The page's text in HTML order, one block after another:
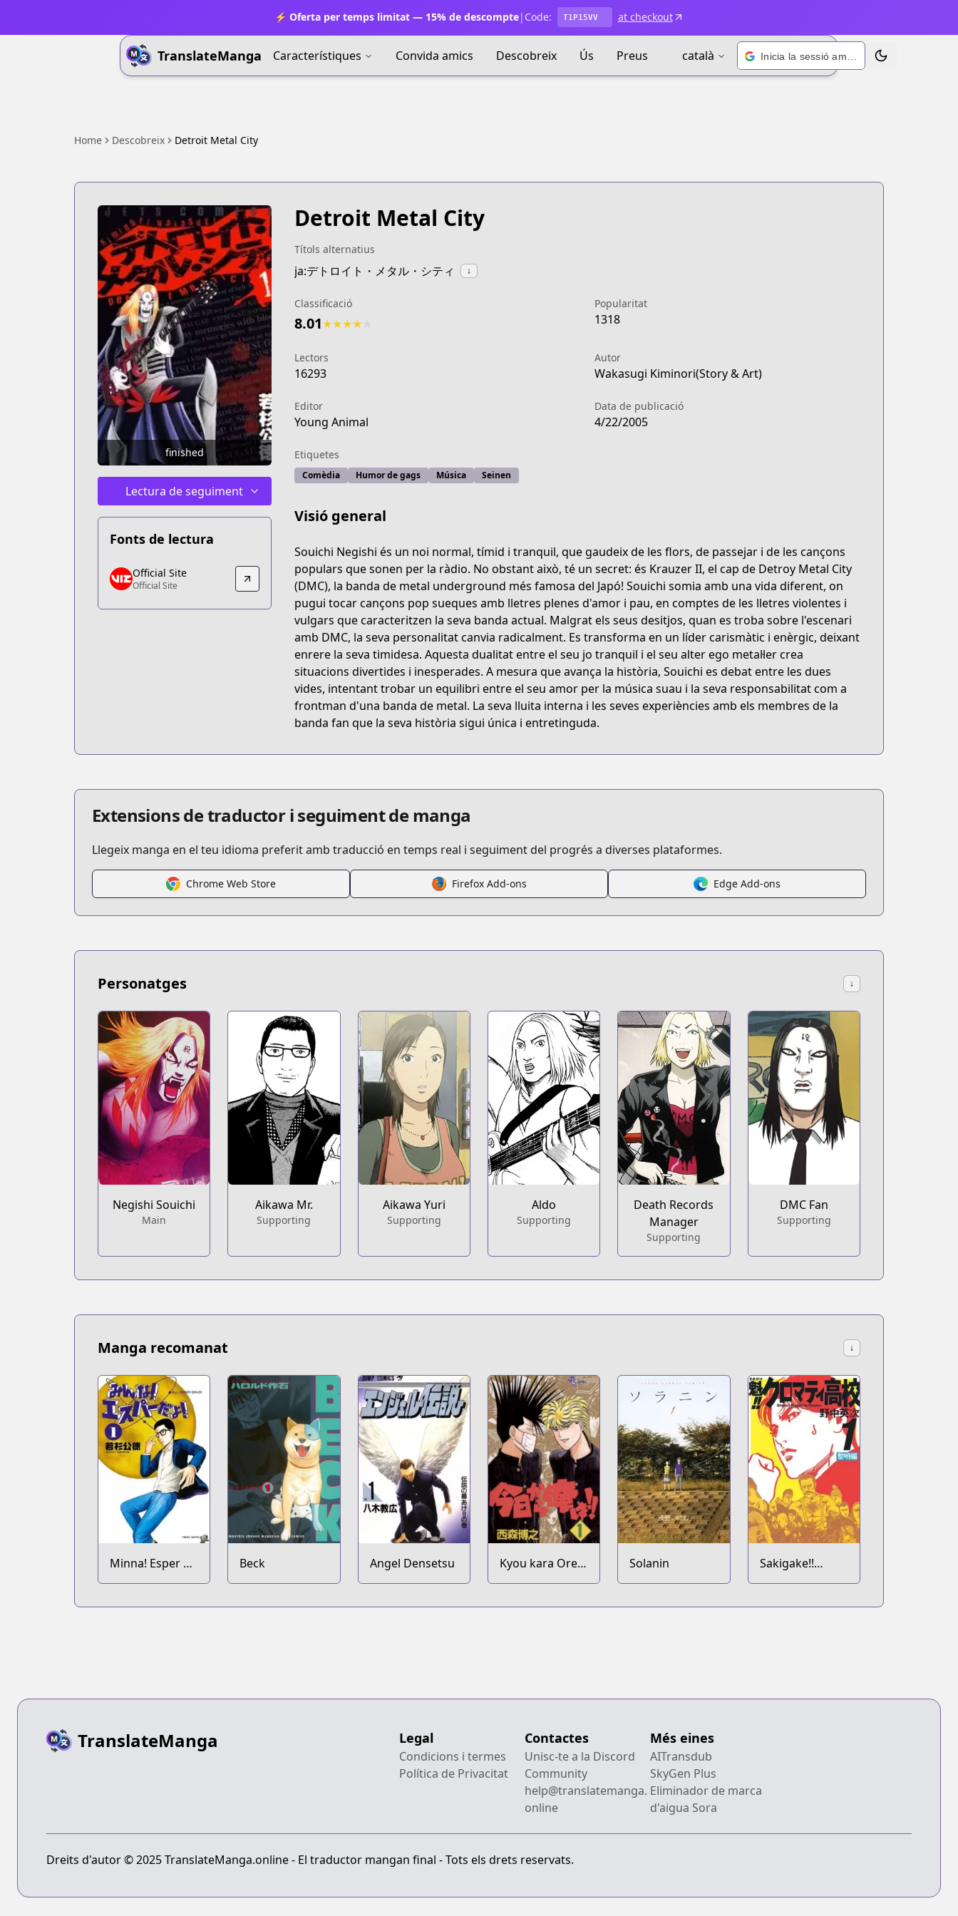
⚡ Oferta per temps limitat — 15% de descompte| Code: T1P15VV at checkout
TranslateManga Característiques Convida amics Descobreix Ús Preus català Alternar tema
Home Descobreix Detroit Metal City
finished
Lectura de seguiment
Fonts de lectura
Official Site
Official Site
https://www.viz.com/detroit-metal-city
Official Site
Official Site
Detroit Metal City
Títols alternatius
ja:デトロイト・メタル・シティ ↓
Classificació
8.01★★★★
Popularitat
1318
Lectors
16293
Autor
Wakasugi Kiminori(Story & Art)
Editor
Young Animal
Data de publicació
4/22/2005
Etiquetes
Comèdia Humor de gags Música Seinen
Visió general
Souichi Negishi és un noi normal, tímid i tranquil, que gaudeix de les flors, de passejar i de les cançons
populars que sonen per la ràdio. No obstant això, té un secret: és Krauzer II, el cap de Detroy Metal City
(DMC), la banda de metal underground més famosa del Japó! Souichi somia amb una vida diferent, on
pugui tocar cançons pop sueques amb lletres plenes d'amor i pau, en comptes de les lletres violentes i
vulgars que caracteritzen la seva banda actual. Malgrat els seus desitjos, quan es troba sobre l'escenari
amb DMC, la seva personalitat canvia radicalment. Es transforma en un líder carismàtic i enèrgic, deixant
enrere la seva timidesa. Aquesta dualitat entre el seu jo tranquil i el seu alter ego metal·ler crea
situacions divertides i inesperades. A mesura que avança la història, Souichi es debat entre les dues
vides, intentant trobar un equilibri entre el seu amor per la música suau i la seva responsabilitat com a
frontman d'una banda de metal. La seva lluita interna i les seves experiències amb els membres de la
banda fan que la seva història sigui única i entretinguda.
Extensions de traductor i seguiment de manga
Llegeix manga en el teu idioma preferit amb traducció en temps real i seguiment del progrés a diverses plataformes.
Chrome Web Store Firefox Add-ons Edge Add-ons
Personatges ↓
Negishi Souichi
Main
Aikawa Mr.
Supporting
Aikawa Yuri
Supporting
Aldo
Supporting
Death Records
Manager
Supporting
DMC Fan
Supporting
Manga recomanat ↓
Minna! Esper da
yo!
Beck Angel Densetsu
Kyou kara Ore
wa!!
Solanin
Sakigake!!
Cromartie
TranslateManga Legal
Condicions i termes
Política de Privacitat
Contactes
Unisc-te a la Discord
Community
help@translatemanga.
online
Més eines
AITransdub
SkyGen Plus
Eliminador de marca
d'aigua Sora
Dreits d'autor © 2025 TranslateManga.online - El traductor mangan final - Tots els drets reservats.